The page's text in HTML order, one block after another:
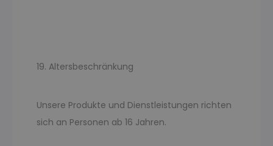
19. Altersbeschränkung
Unsere Produkte und Dienstleistungen richten
sich an Personen ab 16 Jahren.